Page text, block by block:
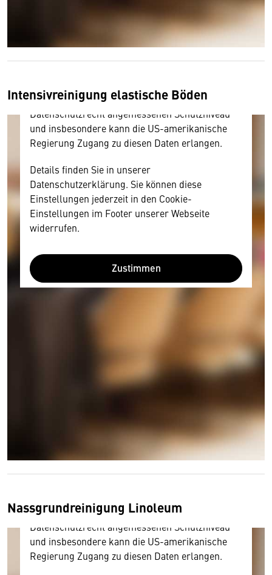
Intensivreinigung elastische Böden
Hier würden wir Ihnen gerne einen externen
Inhalt anzeigen. Dafür benötigen wir allerdings
Ihre Zustimmung, da Ihr Browser
Diese Daten unterliegen keinem dem EU-
Datenschutzrecht angemessenen Schutzniveau
und insbesondere kann die US-amerikanische
Regierung Zugang zu diesen Daten erlangen.
Details finden Sie in unserer
Datenschutzerklärung. Sie können diese
Einstellungen jederzeit in den Cookie-
Einstellungen im Footer unserer Webseite
widerrufen.
Zustimmen
Nassgrundreinigung Linoleum
Wir benötigen Ihre Zustimmung
Hier würden wir Ihnen gerne einen externen
Inhalt anzeigen. Dafür benötigen wir allerdings
Ihre Zustimmung, da Ihr Browser
Diese Daten unterliegen keinem dem EU-
Datenschutzrecht angemessenen Schutzniveau
und insbesondere kann die US-amerikanische
Regierung Zugang zu diesen Daten erlangen.